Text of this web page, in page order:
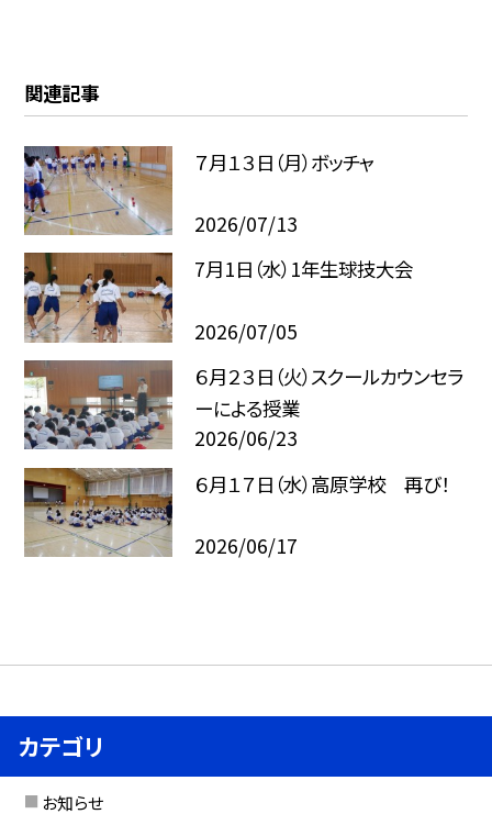
関連記事
７月１３日（月）ボッチャ
2026/07/13
7月1日（水）1年生球技大会
2026/07/05
６月２３日（火）スクールカウンセラ
ーによる授業
2026/06/23
６月１７日（水）高原学校 再び！
2026/06/17
カテゴリ
お知らせ